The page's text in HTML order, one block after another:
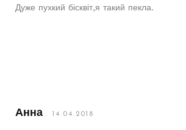
Дуже пухкий бісквіт,я такий пекла.
Анна 14.04.2018